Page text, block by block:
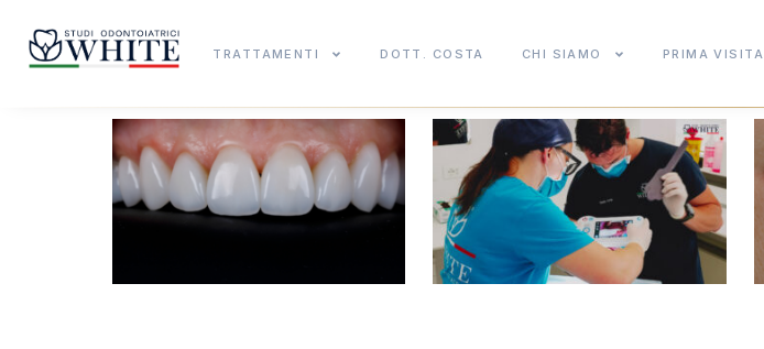
TRATTAMENTI DOTT. COSTA CHI SIAMO PRIMA VISITA